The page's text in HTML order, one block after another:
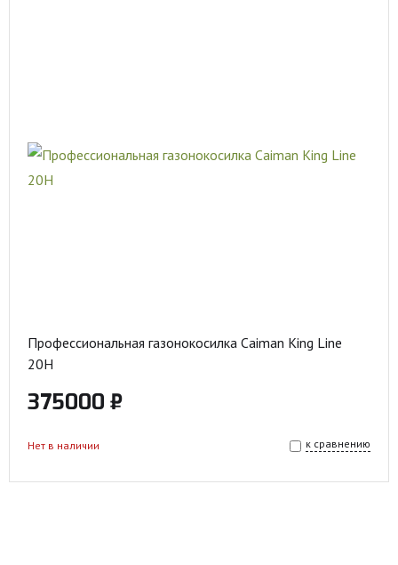
Профессиональная газонокосилка Caiman King Line
20H
375000 ₽
к сравнению
Нет в наличии